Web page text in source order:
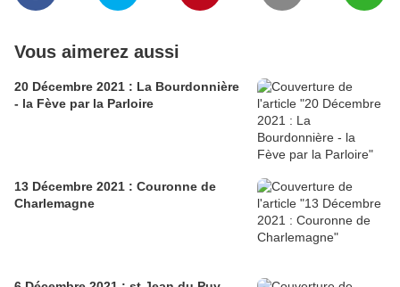
Vous aimerez aussi
20 Décembre 2021 : La Bourdonnière
- la Fève par la Parloire
13 Décembre 2021 : Couronne de
Charlemagne